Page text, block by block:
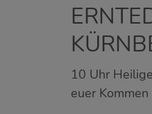
10 Uhr
euer